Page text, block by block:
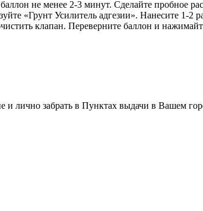
не менее 2-3 минут. Сделайте пробное
«Грунт Усилитель адгезии». Нанесите
клапан. Переверните баллон и
и лично забрать в Пунктах выдачи в Вашем